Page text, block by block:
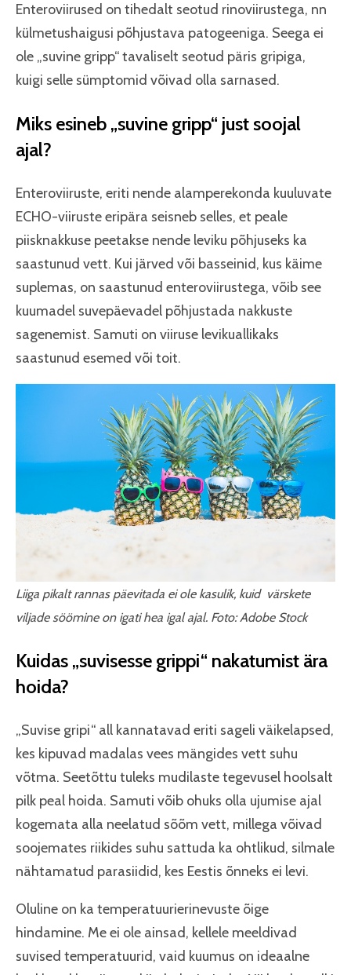
Enteroviirused on tihedalt seotud rinoviirustega, nn
külmetushaigusi põhjustava patogeeniga. Seega ei
ole „suvine gripp“ tavaliselt seotud päris gripiga,
kuigi selle sümptomid võivad olla sarnased.
Miks esineb „suvine gripp“ just soojal
ajal?
Enteroviiruste, eriti nende alamperekonda kuuluvate
ECHO-viiruste eripära seisneb selles, et peale
piisknakkuse peetakse nende leviku põhjuseks ka
saastunud vett. Kui järved või basseinid, kus käime
suplemas, on saastunud enteroviirustega, võib see
kuumadel suvepäevadel põhjustada nakkuste
sagenemist. Samuti on viiruse levikuallikaks
saastunud esemed või toit.
Liiga pikalt rannas päevitada ei ole kasulik, kuid värskete
viljade söömine on igati hea igal ajal. Foto: Adobe Stock
Kuidas „suvisesse grippi“ nakatumist ära
hoida?
„Suvise gripi“ all kannatavad eriti sageli väikelapsed,
kes kipuvad madalas vees mängides vett suhu
võtma. Seetõttu tuleks mudilaste tegevusel hoolsalt
pilk peal hoida. Samuti võib ohuks olla ujumise ajal
kogemata alla neelatud sõõm vett, millega võivad
soojemates riikides suhu sattuda ka ohtlikud, silmale
nähtamatud parasiidid, kes Eestis õnneks ei levi.
Oluline on ka temperatuurierinevuste õige
hindamine. Me ei ole ainsad, kellele meeldivad
suvised temperatuurid, vaid kuumus on ideaalne